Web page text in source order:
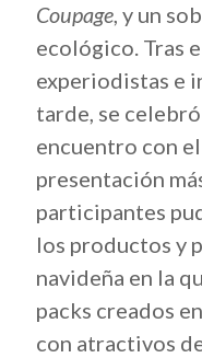
Coupage, y un
ecológico. Tras
experiodistas e
tarde, se
encuentro con
presentación
participantes
los productos y
navideña en la
packs creados
con atractivos